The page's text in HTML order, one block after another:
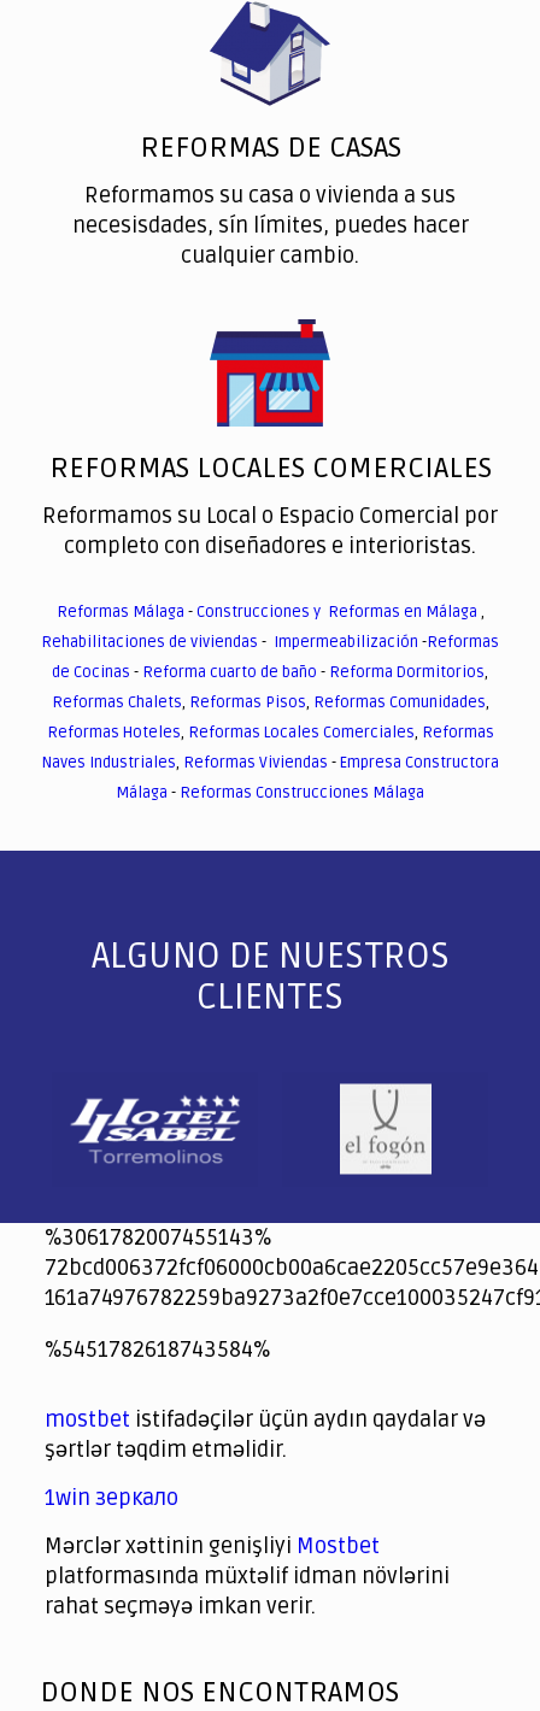
REFORMAS DE CASAS
Reformamos su casa o vivienda a sus
necesisdades, sín límites, puedes hacer
cualquier cambio.
REFORMAS LOCALES COMERCIALES
Reformamos su Local o Espacio Comercial por
completo con diseñadores e interioristas.
Reformas Málaga -Construcciones y Reformas en Málaga ,
Rehabilitaciones de viviendas - Impermeabilización -Reformas
de Cocinas - Reforma cuarto de baño - Reforma Dormitorios,
Reformas Chalets, Reformas Pisos, Reformas Comunidades,
Reformas Hoteles, Reformas Locales Comerciales, Reformas
Naves Industriales, Reformas Viviendas -Empresa Constructora
Málaga - Reformas Construcciones Málaga
ALGUNO DE NUESTROS
CLIENTES
%3061782007455143%
jeetcity
1xbet
jeet city casino
%5451782618743584%
spintiger
Avabet
Spinrise
Crown Green
Crowngreen casino login
슈가 러쉬1000 슬롯
crazy time casino online
1xcasinozambia.com
codingworldnews.com
parimatch.kr
winorio
winorio casino
winorio
mostbet istifadəçilər üçün aydın qaydalar və
şərtlər təqdim etməlidir.
1win зеркало
Mərclər xəttinin genişliyi Mostbet
platformasında müxtəlif idman növlərini
rahat seçməyə imkan verir.
of
DONDE NOS ENCONTRAMOS